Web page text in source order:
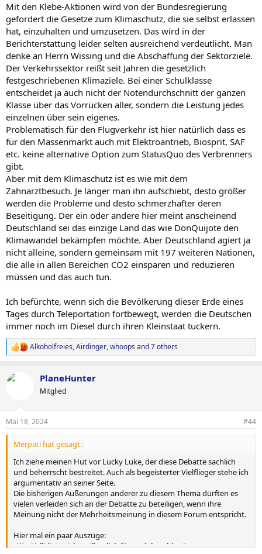
Mit den Klebe-Aktionen wird von der Bundesregierung
gefordert die Gesetze zum Klimaschutz, die sie selbst erlassen
hat, einzuhalten und umzusetzen. Das wird in der
Berichterstattung leider selten ausreichend verdeutlicht. Man
denke an Herrn Wissing und die Abschaffung der Sektorziele.
Der Verkehrssektor reißt seit Jahren die gesetzlich
festgeschriebenen Klimaziele. Bei einer Schulklasse
entscheidet ja auch nicht der Notendurchschnitt der ganzen
Klasse über das Vorrücken aller, sondern die Leistung jedes
einzelnen über sein eigenes.
Problematisch für den Flugverkehr ist hier natürlich dass es
für den Massenmarkt auch mit Elektroantrieb, Biosprit, SAF
etc. keine alternative Option zum StatusQuo des Verbrenners
gibt.
Aber mit dem Klimaschutz ist es wie mit dem
Zahnarztbesuch. Je länger man ihn aufschiebt, desto größer
werden die Probleme und desto schmerzhafter deren
Beseitigung. Der ein oder andere hier meint anscheinend
Deutschland sei das einzige Land das wie DonQuijote den
Klimawandel bekämpfen möchte. Aber Deutschland agiert ja
nicht alleine, sondern gemeinsam mit 197 weiteren Nationen,
die alle in allen Bereichen CO2 einsparen und reduzieren
müssen und das auch tun.
Ich befürchte, wenn sich die Bevölkerung dieser Erde eines
Tages durch Teleportation fortbewegt, werden die Deutschen
immer noch im Diesel durch ihren Kleinstaat tuckern.
R
e
c
s
:
Alkoholfreies,Airdinger,whoops and 7 others
PlaneHunter
Mitglied
Mai 18, 2024 #44
Merpati hat gesagt.:
Ich ziehe meinen Hut vor Lucky Luke, der diese Debatte sachlich
und beherrscht bestreitet. Auch als begeisterter Vielflieger stehe ich
argumentativ an seiner Seite.
Die bisherigen Äußerungen anderer zu diesem Thema dürften es
vielen verleiden sich an der Debatte zu beteiligen, wenn ihre
Meinung nicht der Mehrheitsmeinung in diesem Forum entspricht.
Hier mal ein paar Auszüge:
„Wer Vollidiot spielen will, soll dafür auch bezahlen.“